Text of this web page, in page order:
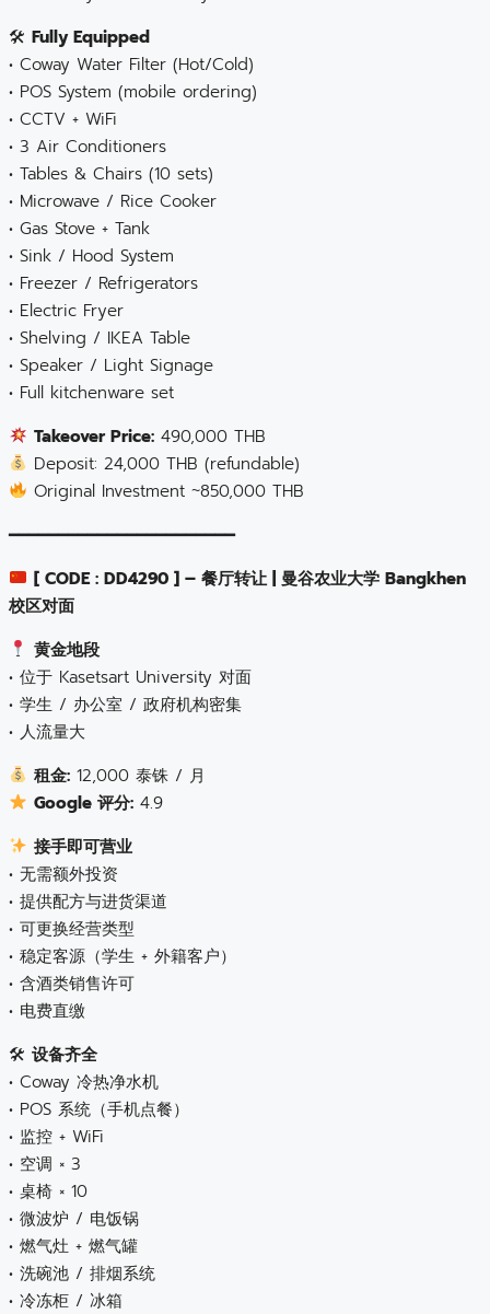
🛠 Fully Equipped
• Coway Water Filter (Hot/Cold)
• POS System (mobile ordering)
• CCTV + WiFi
• 3 Air Conditioners
• Tables & Chairs (10 sets)
• Microwave / Rice Cooker
• Gas Stove + Tank
• Sink / Hood System
• Freezer / Refrigerators
• Electric Fryer
• Shelving / IKEA Table
• Speaker / Light Signage
• Full kitchenware set
Takeover Price: 490,000 THB
Deposit: 24,000 THB (refundable)
Original Investment ~850,000 THB
━━━━━━━━━━━━━━━━━━━━━━━
[ CODE : DD4290 ] – 餐厅转让 | 曼谷农业大学 Bangkhen
校区对面
黄金地段
• 位于 Kasetsart University 对面
• 学生 / 办公室 / 政府机构密集
• 人流量大
租金: 12,000 泰铢 / 月
Google 评分: 4.9
接手即可营业
• 无需额外投资
• 提供配方与进货渠道
• 可更换经营类型
• 稳定客源（学生 + 外籍客户）
• 含酒类销售许可
• 电费直缴
🛠 设备齐全
• Coway 冷热净水机
• POS 系统（手机点餐）
• 监控 + WiFi
• 空调 × 3
• 桌椅 × 10
• 微波炉 / 电饭锅
• 燃气灶 + 燃气罐
• 洗碗池 / 排烟系统
• 冷冻柜 / 冰箱